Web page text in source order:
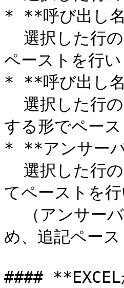
* **呼び出し
ペーストを行
* **呼び出し
する形でペー
* **アンサー
てペーストを
め、追記ペー
####